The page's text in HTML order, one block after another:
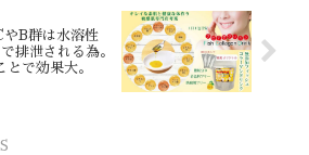
やB群は水溶性
排泄される為。
とで効果大。